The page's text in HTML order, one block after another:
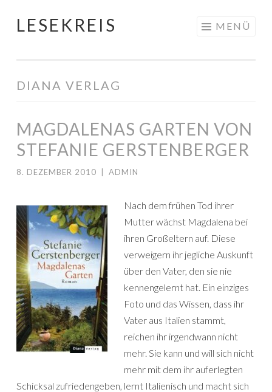
Springe
LESEKREIS MENÜ
DIANA VERLAG
MAGDALENAS GARTEN VON
STEFANIE GERSTENBERGER
8. DEZEMBER 2010 ADMIN
Nach dem frühen Tod ihrer
Mutter wächst Magdalena bei
ihren Großeltern auf. Diese
verweigern ihr jegliche Auskunft
über den Vater, den sie nie
kennengelernt hat. Ein einziges
Foto und das Wissen, dass ihr
Vater aus Italien stammt,
reichen ihr irgendwann nicht
mehr. Sie kann und will sich nicht
mehr mit dem ihr auferlegten
Schicksal zufriedengeben, lernt Italienisch und macht sich